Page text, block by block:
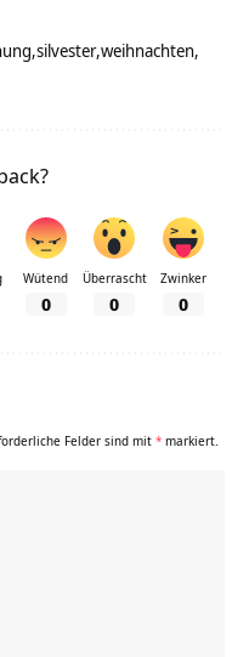
silvester weihnachten
Wütend
0
Überrascht
0
Zwinker
0
Felder sind mit * markiert.